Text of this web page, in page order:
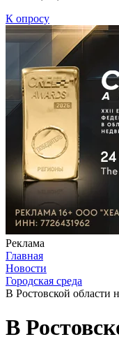
К опросу
Реклама
Главная
Новости
Городская среда
В Ростовской области
В